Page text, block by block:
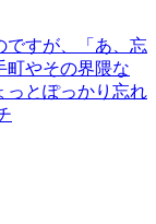
ですが、「あ、忘
町やその界隈な
っとぽっかり忘れ